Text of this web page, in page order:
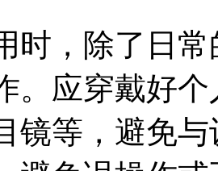
，除了日常
。应穿戴好
镜等，避免